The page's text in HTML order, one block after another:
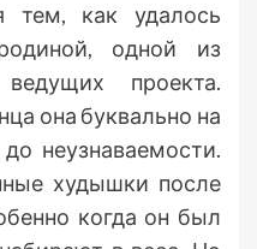
тем, как удалось
одной из
проекта.
она буквально на
неузнаваемости.
худышки после
когда он был